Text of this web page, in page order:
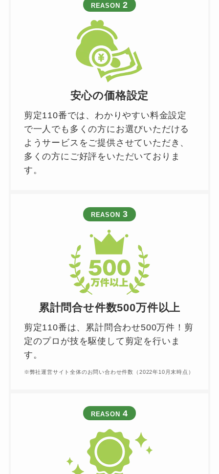
REASON 2
安心の価格設定
剪定110番では、わかりやすい料金設定
で一人でも多くの方にお選びいただける
ようサービスをご提供させていただき、
多くの方にご好評をいただいておりま
す。
REASON 3
累計問合せ件数500万件以上
剪定110番は、累計問合わせ500万件！剪
定のプロが技を駆使して剪定を行いま
す。
※弊社運営サイト全体のお問い合わせ件数（2022年10月末時点）
REASON 4